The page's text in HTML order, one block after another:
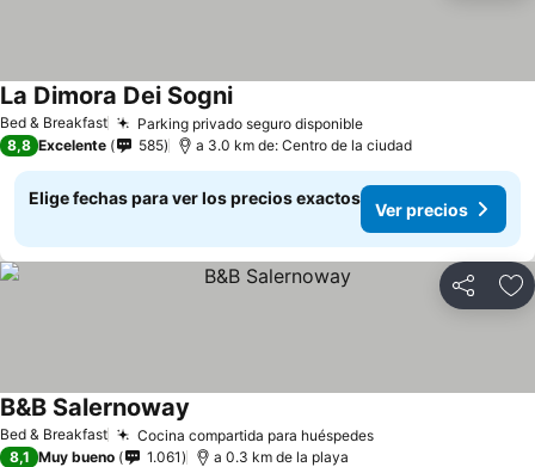
Bed & Breakfast Parking privado seguro disponible
La Dimora Dei Sogni
8,8 Excelente 585 a 3.0 km de: Centro de la ciudad
Elige fechas para ver los precios exactos
Ver precios
Compartir
Bed & Breakfast Cocina compartida para huéspedes
B&B Salernoway
8,1 Muy bueno 1.061 a 0.3 km de la playa